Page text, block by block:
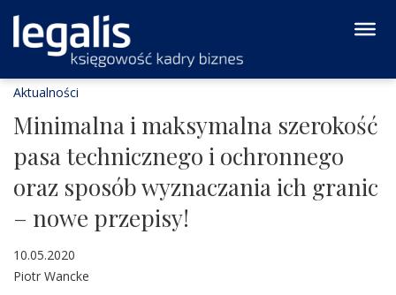
Aktualności
Minimalna i maksymalna szerokość
pasa technicznego i ochronnego
oraz sposób wyznaczania ich granic
– nowe przepisy!
10.05.2020
Piotr Wancke